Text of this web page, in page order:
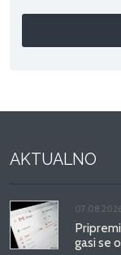
AKTUALNO
gasi se